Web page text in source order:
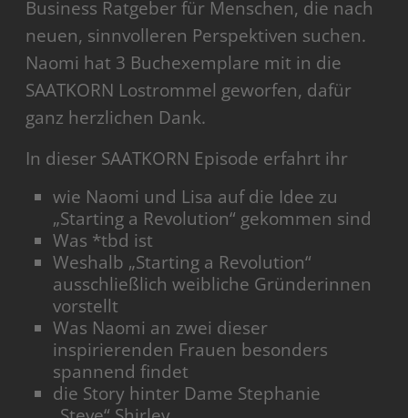
Business Ratgeber für Menschen, die nach
neuen, sinnvolleren Perspektiven suchen.
Naomi hat 3 Buchexemplare mit in die
SAATKORN Lostrommel geworfen, dafür
ganz herzlichen Dank.
In dieser SAATKORN Episode erfahrt ihr
wie Naomi und Lisa auf die Idee zu
„Starting a Revolution“ gekommen sind
Was *tbd ist
Weshalb „Starting a Revolution“
ausschließlich weibliche Gründerinnen
vorstellt
Was Naomi an zwei dieser
inspirierenden Frauen besonders
spannend findet
die Story hinter Dame Stephanie